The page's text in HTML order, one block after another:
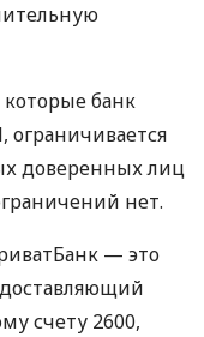
которые банк
доверенных лиц
нет.
— это
счету 2600,